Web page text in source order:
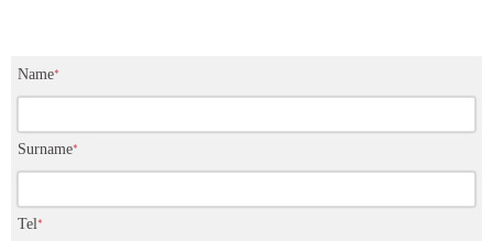
Name*
Surname*
Tel*